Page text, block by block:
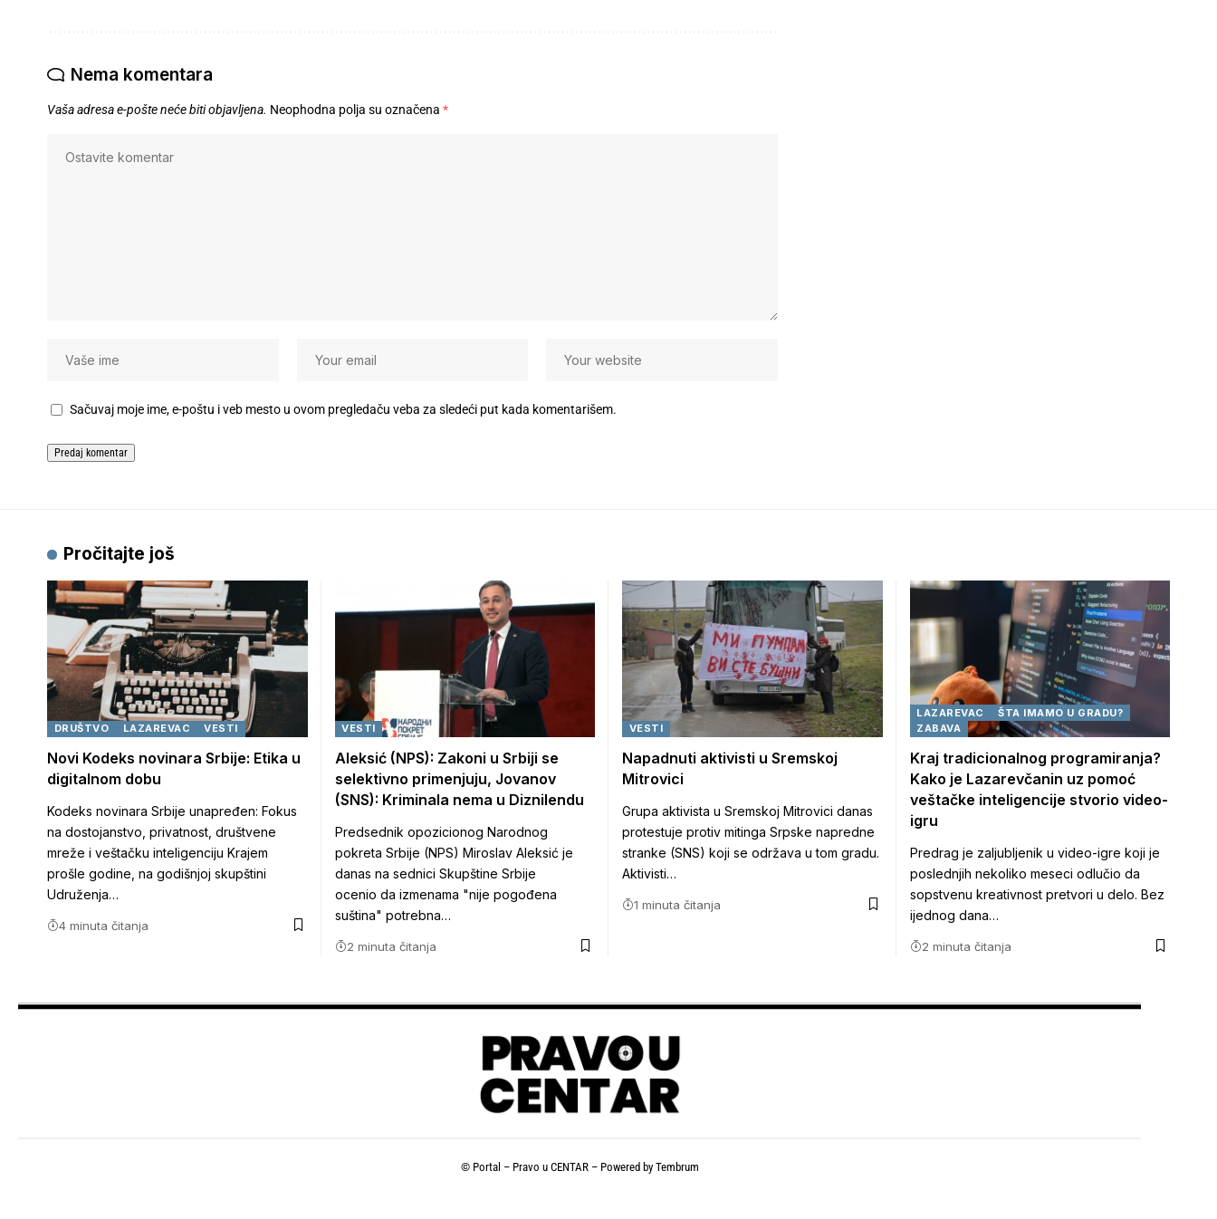
Nema komentara
Vaša adresa e-pošte neće biti objavljena. Neophodna polja su označena *
Sačuvaj moje ime, e-poštu i veb mesto u ovom pregledaču veba za sledeći put kada komentarišem.
Pročitajte još
DRUŠTVO LAZAREVAC VESTI
Novi Kodeks novinara Srbije: Etika u
digitalnom dobu
Kodeks novinara Srbije unapređen: Fokus
na dostojanstvo, privatnost, društvene
mreže i veštačku inteligenciju Krajem
prošle godine, na godišnjoj skupštini
Udruženja…
4 minuta čitanja
VESTI
Aleksić (NPS): Zakoni u Srbiji se
selektivno primenjuju, Jovanov
(SNS): Kriminala nema u Diznilendu
Predsednik opozicionog Narodnog
pokreta Srbije (NPS) Miroslav Aleksić je
danas na sednici Skupštine Srbije
ocenio da izmenama "nije pogođena
suština" potrebna…
2 minuta čitanja
VESTI
Napadnuti aktivisti u Sremskoj
Mitrovici
Grupa aktivista u Sremskoj Mitrovici danas
protestuje protiv mitinga Srpske napredne
stranke (SNS) koji se održava u tom gradu.
Aktivisti…
1 minuta čitanja
LAZAREVAC
ŠTA IMAMO U GRADU?
ZABAVA
Kraj tradicionalnog programiranja?
Kako je Lazarevčanin uz pomoć
veštačke inteligencije stvorio video-
igru
Predrag je zaljubljenik u video-igre koji je
poslednjih nekoliko meseci odlučio da
sopstvenu kreativnost pretvori u delo. Bez
ijednog dana…
2 minuta čitanja
© Portal – Pravo u CENTAR – Powered by Tembrum